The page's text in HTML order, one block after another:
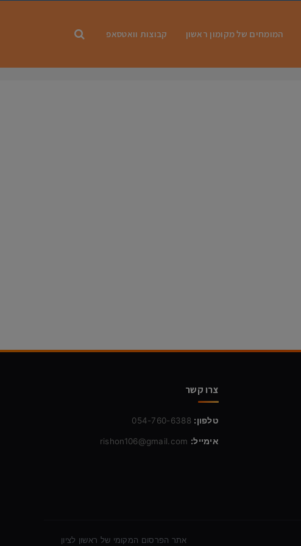
המומחים של מקומון ראשון קבוצות וואטסאפ
צרו קשר
טלפון: 054-760-6388
אימייל: rishon106@gmail.com
אתר הפרסום המקומי של ראשון לציון